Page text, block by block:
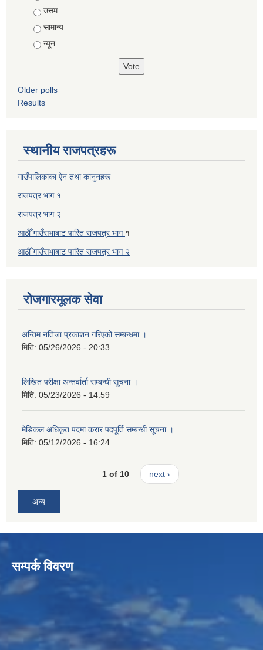
उत्तम
सामान्य
न्यून
Older polls
Results
स्थानीय राजपत्रहरू
गाउँपालिकाका ऐन तथा कानुनहरू
राजपत्र भाग १
राजपत्र भाग २
आठौँ गाउँसभाबाट पारित राजपत्र भाग १
आठौँ गाउँसभाबाट पारित राजपत्र भाग २
रोजगारमूलक सेवा
अन्तिम नतिजा प्रकाशन गरिएको सम्बन्धमा ।
मिति: 05/26/2026 - 20:33
लिखित परीक्षा अन्तर्वार्ता सम्बन्धी सूचना ।
मिति: 05/23/2026 - 14:59
मेडिकल अधिकृत पदमा करार पदपूर्ति सम्बन्धी सूचना ।
मिति: 05/12/2026 - 16:24
1 of 10 next ›
अन्य
सम्पर्क विवरण